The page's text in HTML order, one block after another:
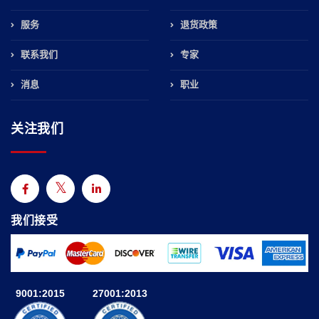
服务
联系我们
消息
退货政策
专家
职业
关注我们
我们接受
9001:2015 27001:2013